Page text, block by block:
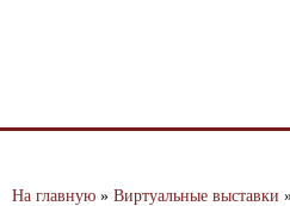
На главную » Виртуальные выставки